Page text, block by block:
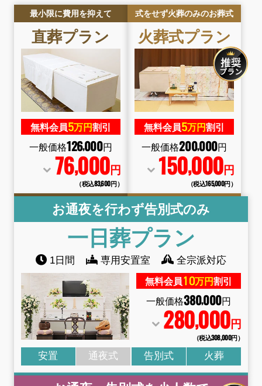
最小限に費用を抑えて
直葬プラン
無料会員5万円割引
一般価格126,000円
76,000円
（税込83,600円）
式をせず火葬のみのお葬式
火葬式プラン
無料会員5万円割引
一般価格200,000円
150,000円
（税込165,000円）
お通夜を行わず告別式のみ
一日葬プラン
1日間 専用安置室 全宗派対応
無料会員10万円割引
一般価格380,000円
280,000円
（税込308,000円）
安置 通夜式 告別式 火葬